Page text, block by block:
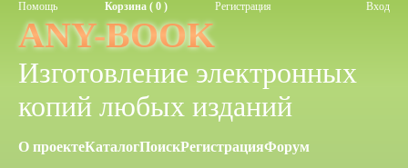
Помощь Корзина ( 0 ) Регистрация Вход
ANY-BOOK
Изготовление электронных
копий любых изданий
О проектеКаталогПоискРегистрацияФорум